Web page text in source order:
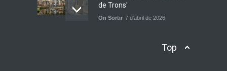
de Trons'
On Sortir 7 d'abril de 2026
viatge entre història, natura i
Top